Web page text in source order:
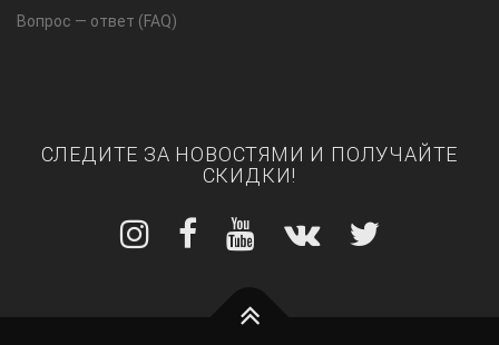
Вопрос — ответ (FAQ)
СЛЕДИТЕ ЗА НОВОСТЯМИ И ПОЛУЧАЙТЕ
СКИДКИ!